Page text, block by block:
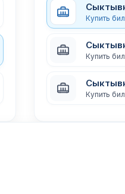
Купить
Купить
Купить